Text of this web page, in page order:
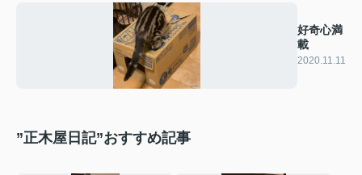
好奇心満
載
2020.11.11
”正木屋日記”おすすめ記事